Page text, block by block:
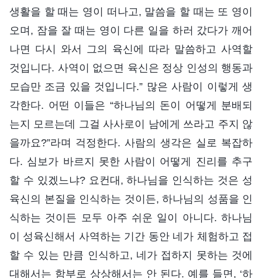
생활을 할 때는 영이 떠나고, 말씀을 할 때는 또 영이
오며, 잠을 잘 때는 영이 다른 일을 하러 갔다가 깨어
나면 다시 와서 그의 육신에 따라 말씀하고 사역할
것입니다. 사역이 없으면 육신은 정상 인성의 행동과
모습만 조금 있을 것입니다.” 많은 사람이 이렇게 생
각한다. 어떤 이들은 “하나님의 돈이 어떻게 분배되
는지 모르는데 그걸 사사로이 남에게 쓰라고 주지 않
을까요?”라며 걱정한다. 사람의 생각은 실로 복잡하
다. 심보가 바르지 못한 사람이 어떻게 진리를 추구
할 수 있겠느냐? 요컨대, 하나님을 인식하는 것은 성
육신의 본질을 인식하는 것이든, 하나님의 성품을 인
식하는 것이든 모두 아주 쉬운 일이 아니다. 하나님
이 성육신해서 사역하는 기간 동안 네가 체험하고 접
할 수 있는 만큼 인식하고, 네가 접하지 못하는 것에
대해서는 함부로 상상해서는 안 된다. 예를 들면, ‘하